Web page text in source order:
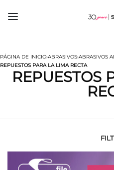
PÁGINA DE INICIO›ABRASIVOS›ABRASIVOS
REPUESTOS PARA LA LIMA RECTA
REPUESTOS